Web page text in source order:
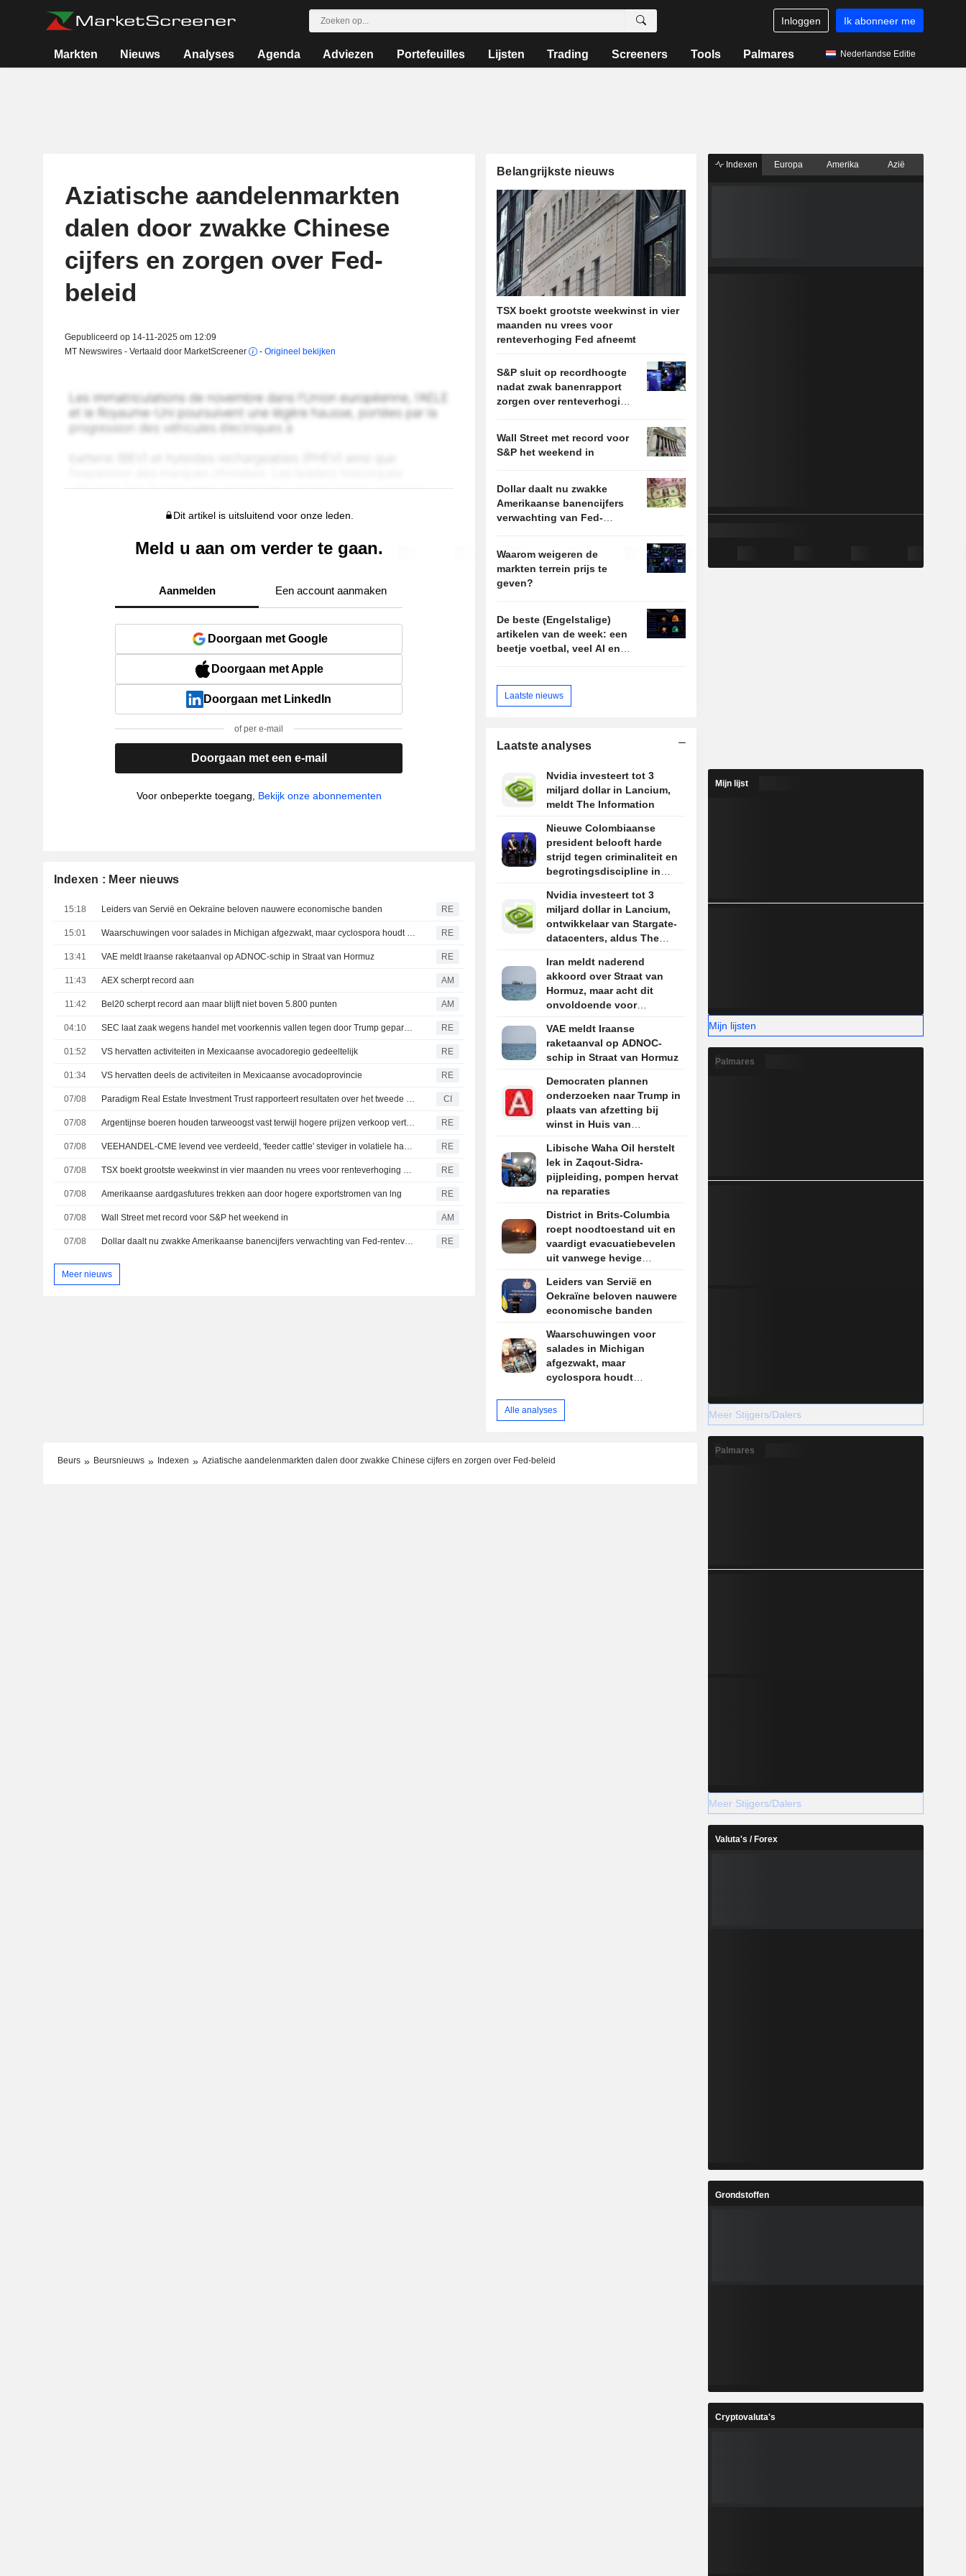
Inloggen Ik abonneer me
Markten Nieuws Analyses Agenda Adviezen Portefeuilles Lijsten Trading Screeners Tools Palmares Nederlandse Editie
Aziatische aandelenmarkten
dalen door zwakke Chinese
cijfers en zorgen over Fed-
beleid
Gepubliceerd op 14-11-2025 om 12:09
MT Newswires - Vertaald door MarketScreener
- Origineel bekijken
Dit artikel is uitsluitend voor onze leden.
Meld u aan om verder te gaan.
Aanmelden Een account aanmaken
Doorgaan met Google
Doorgaan met Apple
Doorgaan met LinkedIn
of per e-mail
Doorgaan met een e-mail
Voor onbeperkte toegang, Bekijk onze abonnementen
Indexen : Meer nieuws
15:18 Leiders van Servië en Oekraïne beloven nauwere economische banden RE
15:01 Waarschuwingen voor salades in Michigan afgezwakt, maar cyclospora houdt consumenten en supermarkten in de greep RE
13:41 VAE meldt Iraanse raketaanval op ADNOC-schip in Straat van Hormuz RE
11:43 AEX scherpt record aan AM
11:42 Bel20 scherpt record aan maar blijft niet boven 5.800 punten AM
04:10 SEC laat zaak wegens handel met voorkennis vallen tegen door Trump gepardonneerde zorgbestuurder RE
01:52 VS hervatten activiteiten in Mexicaanse avocadoregio gedeeltelijk RE
01:34 VS hervatten deels de activiteiten in Mexicaanse avocadoprovincie RE
07/08 Paradigm Real Estate Investment Trust rapporteert resultaten over het tweede kwartaal en de eerste zes maanden eindigend op 30 juni 2026 CI
07/08 Argentijnse boeren houden tarweoogst vast terwijl hogere prijzen verkoop vertragen RE
07/08 VEEHANDEL-CME levend vee verdeeld, 'feeder cattle' steviger in volatiele handel RE
07/08 TSX boekt grootste weekwinst in vier maanden nu vrees voor renteverhoging Fed afneemt RE
07/08 Amerikaanse aardgasfutures trekken aan door hogere exportstromen van lng RE
07/08 Wall Street met record voor S&P het weekend in AM
07/08 Dollar daalt nu zwakke Amerikaanse banencijfers verwachting van Fed-renteverhoging naar achteren schuiven RE
Meer nieuws
Belangrijkste nieuws
TSX boekt grootste weekwinst in vier
maanden nu vrees voor
renteverhoging Fed afneemt
S&P sluit op recordhoogte
nadat zwak banenrapport
zorgen over renteverhoging
Wall Street met record voor
S&P het weekend in
Dollar daalt nu zwakke
Amerikaanse banencijfers
verwachting van Fed-
Waarom weigeren de
markten terrein prijs te
geven?
De beste (Engelstalige)
artikelen van de week: een
beetje voetbal, veel AI en
Laatste nieuws
Laatste analyses
Nvidia investeert tot 3
miljard dollar in Lancium,
meldt The Information
Nieuwe Colombiaanse
president belooft harde
strijd tegen criminaliteit en
begrotingsdiscipline in
Nvidia investeert tot 3
miljard dollar in Lancium,
ontwikkelaar van Stargate-
datacenters, aldus The
Iran meldt naderend
akkoord over Straat van
Hormuz, maar acht dit
onvoldoende voor
VAE meldt Iraanse
raketaanval op ADNOC-
schip in Straat van Hormuz
Democraten plannen
onderzoeken naar Trump in
plaats van afzetting bij
winst in Huis van
bronnen
Libische Waha Oil herstelt
lek in Zaqout-Sidra-
pijpleiding, pompen hervat
na reparaties
District in Brits-Columbia
roept noodtoestand uit en
vaardigt evacuatiebevelen
uit vanwege hevige
Leiders van Servië en
Oekraïne beloven nauwere
economische banden
Waarschuwingen voor
salades in Michigan
afgezwakt, maar
cyclospora houdt
supermarkten in de greep
Alle analyses
Beurs Beursnieuws Indexen Aziatische aandelenmarkten dalen door zwakke Chinese cijfers en zorgen over Fed-beleid
Indexen Europa Amerika Azië
Mijn lijst
Mijn lijsten
Palmares
Meer Stijgers/Dalers
Palmares
Meer Stijgers/Dalers
Valuta's / Forex
Grondstoffen
Cryptovaluta's